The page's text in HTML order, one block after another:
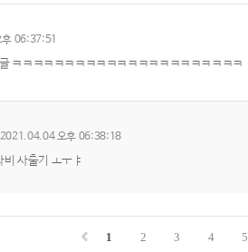
06:37:51
ㅋㅋㅋㅋㅋㅋㅋㅋㅋㅋㅋㅋㅋㅋㅋㅋㅋㅋㅋㅋㅋㅋ
2021.04.04 오후 06:38:18
비 사출기 ㅗㅜㅑ
1 2 3 4 5